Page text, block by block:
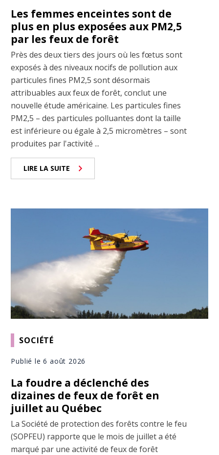
Les femmes enceintes sont de
plus en plus exposées aux PM2,5
par les feux de forêt
Près des deux tiers des jours où les fœtus sont
exposés à des niveaux nocifs de pollution aux
particules fines PM2,5 sont désormais
attribuables aux feux de forêt, conclut une
nouvelle étude américaine. Les particules fines
PM2,5 – des particules polluantes dont la taille
est inférieure ou égale à 2,5 micromètres – sont
produites par l'activité ...
LIRE LA SUITE
SOCIÉTÉ
Publié le 6 août 2026
La foudre a déclenché des
dizaines de feux de forêt en
juillet au Québec
La Société de protection des forêts contre le feu
(SOPFEU) rapporte que le mois de juillet a été
marqué par une activité de feux de forêt